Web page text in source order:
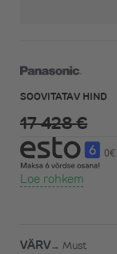
SOOVITATAV HIND
17 428 €
Loe rohkem
VÄRV→ Must